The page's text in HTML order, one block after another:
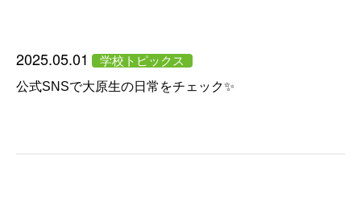
2025.05.01
学校トピックス
公式SNSで大原生の日常をチェック✨